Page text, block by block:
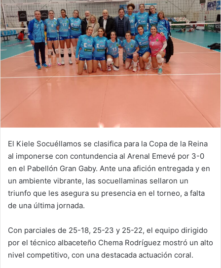
El Kiele Socuéllamos se clasifica para la Copa de la Reina
al imponerse con contundencia al Arenal Emevé por 3-0
en el Pabellón Gran Gaby. Ante una afición entregada y en
un ambiente vibrante, las socuellaminas sellaron un
triunfo que les asegura su presencia en el torneo, a falta
de una última jornada.
Con parciales de 25-18, 25-23 y 25-22, el equipo dirigido
por el técnico albaceteño Chema Rodríguez mostró un alto
nivel competitivo, con una destacada actuación coral.